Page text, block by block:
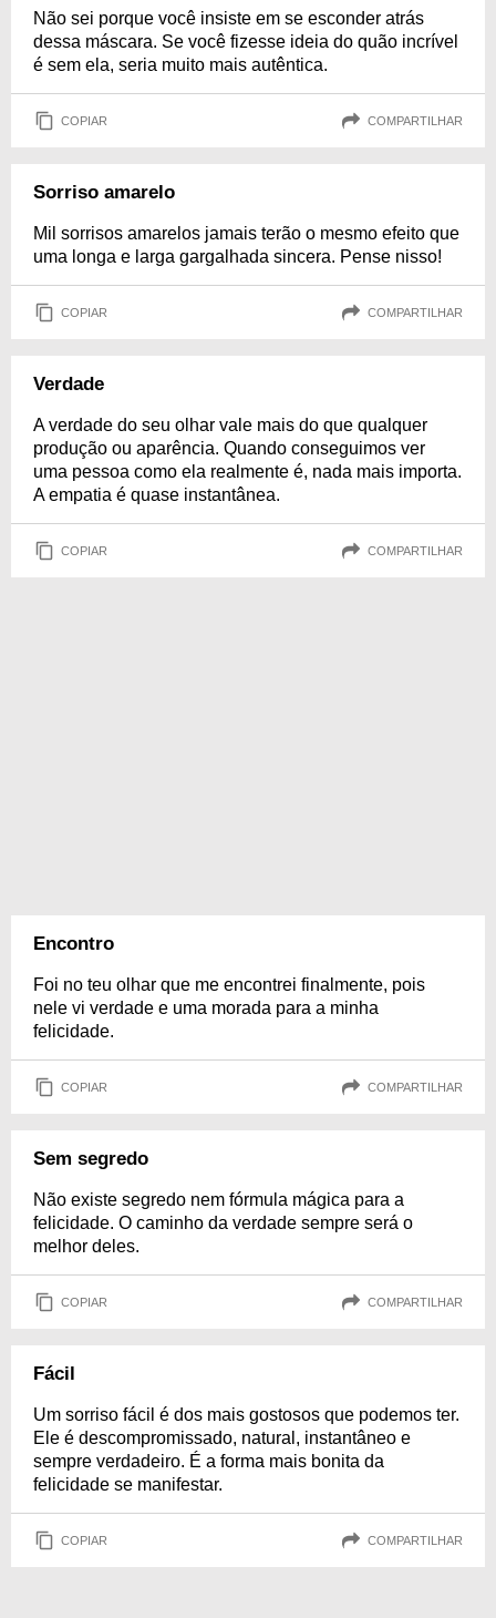
Não sei porque você insiste em se esconder atrás
dessa máscara. Se você fizesse ideia do quão incrível
é sem ela, seria muito mais autêntica.
COPIAR COMPARTILHAR
Sorriso amarelo
Mil sorrisos amarelos jamais terão o mesmo efeito que
uma longa e larga gargalhada sincera. Pense nisso!
COPIAR COMPARTILHAR
Verdade
A verdade do seu olhar vale mais do que qualquer
produção ou aparência. Quando conseguimos ver
uma pessoa como ela realmente é, nada mais importa.
A empatia é quase instantânea.
COPIAR COMPARTILHAR
Encontro
Foi no teu olhar que me encontrei finalmente, pois
nele vi verdade e uma morada para a minha
felicidade.
COPIAR COMPARTILHAR
Sem segredo
Não existe segredo nem fórmula mágica para a
felicidade. O caminho da verdade sempre será o
melhor deles.
COPIAR COMPARTILHAR
Fácil
Um sorriso fácil é dos mais gostosos que podemos ter.
Ele é descompromissado, natural, instantâneo e
sempre verdadeiro. É a forma mais bonita da
felicidade se manifestar.
COPIAR COMPARTILHAR